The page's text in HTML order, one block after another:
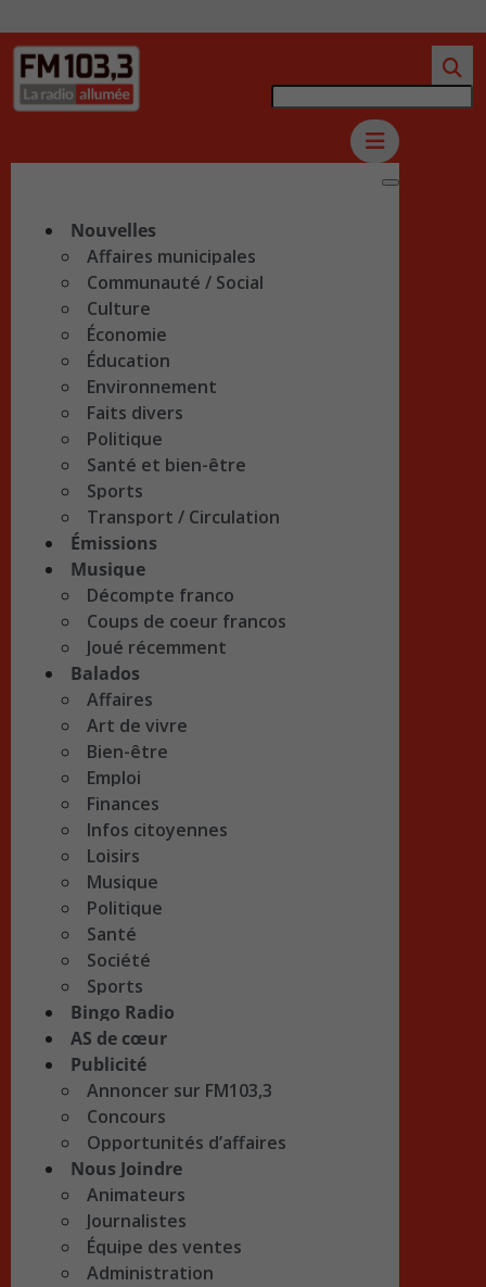
Nouvelles
Affaires municipales
Communauté / Social
Culture
Économie
Éducation
Environnement
Faits divers
Politique
Santé et bien-être
Sports
Transport / Circulation
Émissions
Musique
Décompte franco
Coups de coeur francos
Joué récemment
Balados
Affaires
Art de vivre
Bien-être
Emploi
Finances
Infos citoyennes
Loisirs
Musique
Politique
Santé
Société
Sports
Bingo Radio
AS de cœur
Publicité
Annoncer sur FM103,3
Concours
Opportunités d’affaires
Nous Joindre
Animateurs
Journalistes
Équipe des ventes
Administration